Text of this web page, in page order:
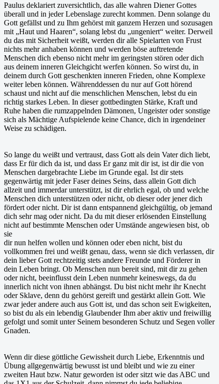
Paulus deklariert zuversichtlich, das alle wahren Diener Gottes
überall und in jeder Lebenslage zurecht kommen. Denn solange du
Gott gefällst und zu Ihm gehörst mit ganzem Herzen und sozusagen
mit „Haut und Haaren“, solang lebst du „ungeniert“ weiter. Derweil
du das mit Sicherheit weißt, werden dir alle Spielarten von Frust
nichts mehr anhaben können und werden böse auftretende
Menschen dich ebenso nicht mehr im geringsten stören oder dich
aus deinem inneren Gleichgicht werfen können. So wirst du, in
deinem durch Gott geschenkten inneren Frieden, ohne Komplexe
weiter leben können. Währenddessen du nur auf Gott hörend
schaust und nicht auf die menschlichen Menschen, lebst du ein
richtig starkes Leben. In dieser gottbedingten Stärke, Kraft und
Ruhe haben die rumzappelnden Dämonen, Ungeister oder sonstige
sich als Mächtige Aufspielende keine Chance, dich in irgendeiner
Weise zu schädigen.
So lange du weißt und vertraust, dass Gott als dein Vater dich liebt,
dass Er für dich da ist, und dass Er ganz mit dir ist, ist dir die von
Menschen dargebrachte Liebe im Grunde egal. Ist dir stets
gegenwärtig mit jeder Faser deines Seins, dass allein Gott dich
allzeit und immerdar unterstützt, ist dir ehrlich egal, ob und welche
Menschen dich unterstützen oder nicht, ob dieser oder jener dich
fördert oder nicht. Dir ist dann entspannend gleichgültig, ob jemand
dich sehr mag oder nicht. Da du mit dieser erlösenden Einstellung
nicht auf bestimmte Menschen oder Umstände angewiesen bist, ob
sie
dir nun helfen wollen und können oder eben nicht, bist du
vollkommen frei und weißt genau, dass, wenn sie dich verlassen, dir
dein lieber Gott rechtzeitig stets andere Freunde und Förderer in
dein Leben bringt. Ob Menschen nun bereit sind, mit dir zu gehen
oder nicht, beeinflusst dein Leben nunmehr keineswegs, da du
innerlich nicht von ihnen abhängst. Du bist nicht mehr ihr Knecht
oder Sklave, denn du gehörst gereift und gestärkt allein Gott. Wie
zwar jeder andere auch aus Gott ist, und das schon seit Ewigkeiten,
so bist du als ein lebendig Glaubender Ihm aber aktiv und freiwillig
gefolgt und somit unter Seinem besonderen Schutz und Segen voller
Gnaden.
Wenn dir diese göttliche Gewissheit durch Liebe, Erkenntnis und
Übung allgegenwärtig bewusst ist und bleibt und wie zu einer
zweiten Haut bzw. Natur geworden ist oder sitzt wie das ABC und